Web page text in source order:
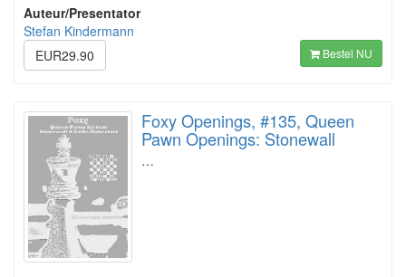
Auteur/Presentator
Stefan Kindermann
EUR29.90
Bestel NU
Foxy Openings, #135, Queen
Pawn Openings: Stonewall
…